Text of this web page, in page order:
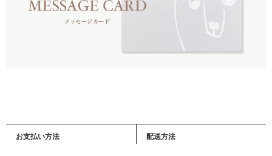
お支払い方法 配送方法